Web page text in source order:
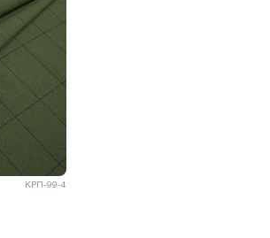
КРП-99-4